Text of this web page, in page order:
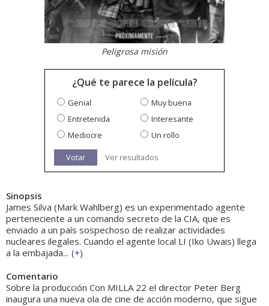
Peligrosa misión
¿Qué te parece la película?
Genial
Muy buena
Entretenida
Interesante
Mediocre
Un rollo
Votar Ver resultados
Sinopsis
James Silva (Mark Wahlberg) es un experimentado agente
perteneciente a un comando secreto de la CIA, que es
enviado a un país sospechoso de realizar actividades
nucleares ilegales. Cuando el agente local LI (Iko Uwais) llega
a la embajada... (+)
Comentario
Sobre la producción Con MILLA 22 el director Peter Berg
inaugura una nueva ola de cine de acción moderno, que sigue